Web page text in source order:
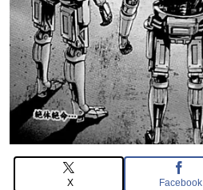
X Facebook